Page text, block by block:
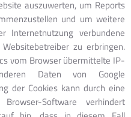
auszuwerten, um Reports
und um weitere
Internetnutzung verbundene
zu erbringen.
vom Browser übermittelte IP-
Daten von Google
der Cookies kann durch eine
Software verhindert